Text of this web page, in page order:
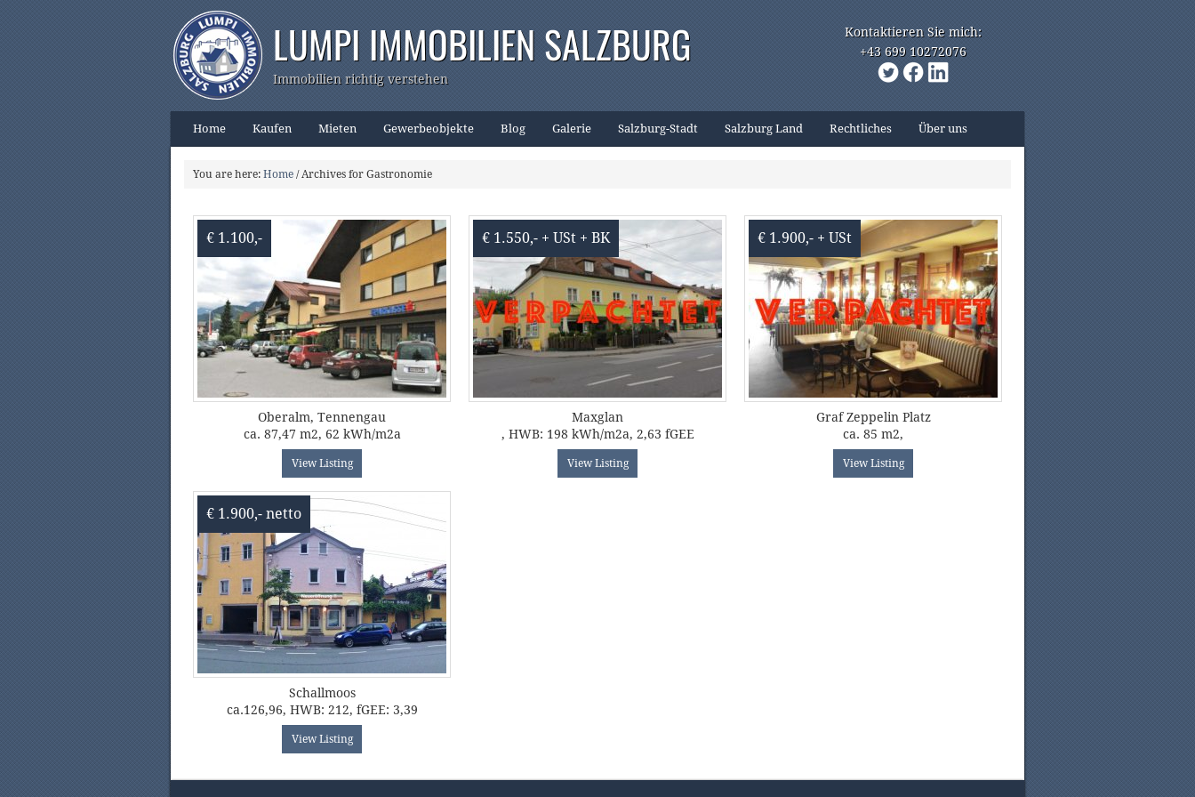
LUMPI IMMOBILIEN SALZBURG
Immobilien richtig verstehen
Kontaktieren Sie mich:
+43 699 10272076
Home Kaufen Mieten Gewerbeobjekte Blog Galerie Salzburg-Stadt Salzburg Land Rechtliches Über uns
You are here: Home /Archives for Gastronomie
€ 1.100,-
Oberalm, Tennengau
ca. 87,47 m2, 62 kWh/m2a
View Listing
€ 1.550,- + USt + BK
Maxglan
, HWB: 198 kWh/m2a, 2,63 fGEE
View Listing
€ 1.900,- + USt
Graf Zeppelin Platz
ca. 85 m2,
View Listing
€ 1.900,- netto
Schallmoos
ca.126,96, HWB: 212, fGEE: 3,39
View Listing